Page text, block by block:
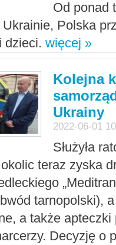
Od ponad
Polska
dzieci. więcej »
Kolejna
Ukrainy
2022-06-01
Służyła
teraz zyska
tarnopolski),
a także apteczki
Decyzję o